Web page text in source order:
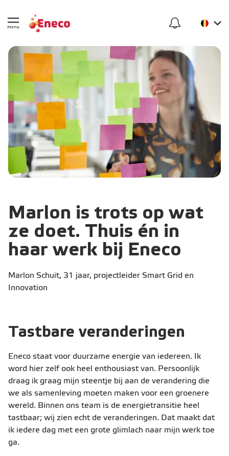
Marlon is trots op wat
ze doet. Thuis én in
haar werk bij Eneco
Marlon Schuit, 31 jaar, projectleider Smart Grid en
Innovation
Tastbare veranderingen
Eneco staat voor duurzame energie van iedereen. Ik
word hier zelf ook heel enthousiast van. Persoonlijk
draag ik graag mijn steentje bij aan de verandering die
we als samenleving moeten maken voor een groenere
wereld. Binnen ons team is de energietransitie heel
tastbaar; wij zien echt de veranderingen. Dat maakt dat
ik iedere dag met een grote glimlach naar mijn werk toe
ga.